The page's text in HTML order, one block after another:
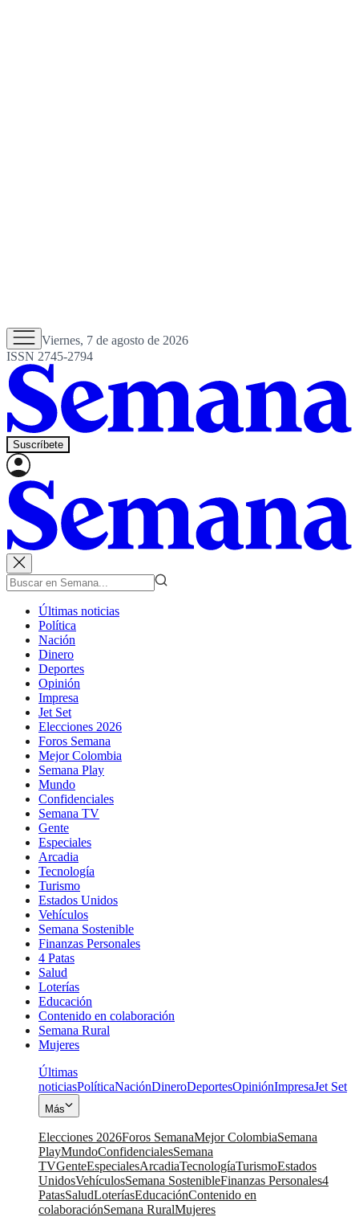
Viernes, 7 de agosto de 2026
ISSN 2745-2794
Suscríbete
Últimas noticias
Política
Nación
Dinero
Deportes
Opinión
Impresa
Jet Set
Elecciones 2026
Foros Semana
Mejor Colombia
Semana Play
Mundo
Confidenciales
Semana TV
Gente
Especiales
Arcadia
Tecnología
Turismo
Estados Unidos
Vehículos
Semana Sostenible
Finanzas Personales
4 Patas
Salud
Loterías
Educación
Contenido en colaboración
Semana Rural
Mujeres
Últimas
noticiasPolíticaNaciónDineroDeportesOpiniónImpresaJet Set
Más
Elecciones 2026Foros SemanaMejor ColombiaSemana
PlayMundoConfidencialesSemana
TVGenteEspecialesArcadiaTecnologíaTurismoEstados
UnidosVehículosSemana SostenibleFinanzas Personales4
PatasSaludLoteríasEducaciónContenido en
colaboraciónSemana RuralMujeres